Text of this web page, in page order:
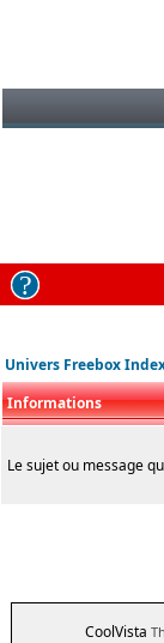
Univers Freebox
Informations
Le sujet ou message
CoolVista